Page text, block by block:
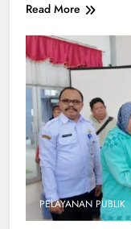
Read More
PELAYANAN PUBLIK